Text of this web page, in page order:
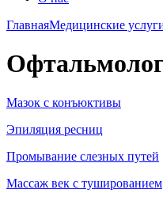
ГлавнаяМедицинские
Мазок с конъюктивы
Эпиляция ресниц
Промывание слезных путей
Массаж век с тушированием